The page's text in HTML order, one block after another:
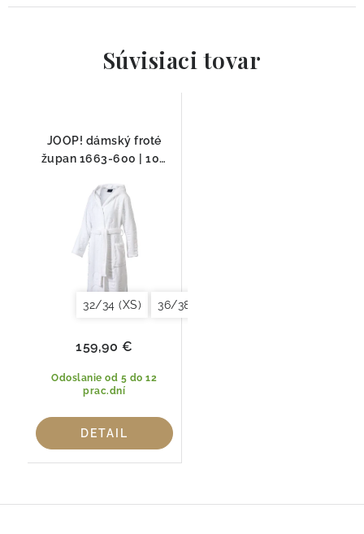
Súvisiaci tovar
JOOP! dámský froté
župan 1663-600 | 100
32/34 (XS) 36/38 (S)
Odoslanie od 5 do 12
prac.dní
159,90 €
DETAIL